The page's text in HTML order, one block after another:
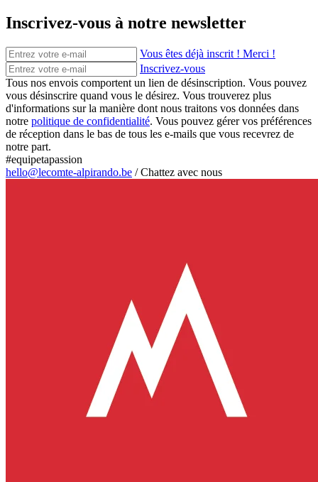
Inscrivez-vous à notre newsletter
Vous êtes déjà inscrit ! Merci !
Inscrivez-vous
Tous nos envois comportent un lien de désinscription. Vous pouvez
vous désinscrire quand vous le désirez. Vous trouverez plus
d'informations sur la manière dont nous traitons vos données dans
notre politique de confidentialité. Vous pouvez gérer vos préférences
de réception dans le bas de tous les e-mails que vous recevrez de
notre part.
#equipetapassion
hello@lecomte-alpirando.be /Chattez avec nous